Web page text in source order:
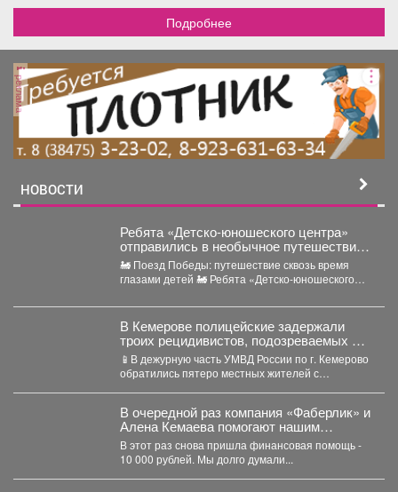
Подробнее
реклама
НОВОСТИ
Ребята «Детско-юношеского центра»
отправились в необычное путешествие -
на борт «Поезда Победы».
🚂 Поезд Победы: путешествие сквозь время
глазами детей 🚂 Ребята «Детско-юношеского
В Кемерове полицейские задержали
троих рецидивистов, подозреваемых в
совершении серии краж
📱В дежурную часть УМВД России по г. Кемерово
обратились пятеро местных жителей с
В очередной раз компания «Фаберлик» и
Алена Кемаева помогают нашим
хвостикам!
В этот раз снова пришла финансовая помощь -
10 000 рублей. Мы долго думали...